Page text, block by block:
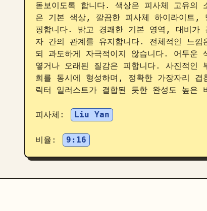
돋보이도록 합니다. 색상은 피사체 고유
은 기본 색상, 깔끔한 피사체 하이라이트,
핑합니다. 밝고 경쾌한 기본 영역, 대비가
자 간의 관계를 유지합니다. 전체적인 느
되 과도하게 자극적이지 않습니다. 어두운
옇거나 오래된 질감은 피합니다. 사진적인
희를 동시에 형성하며, 정확한 가장자리
릭터 일러스트가 결합된 듯한 완성도 높은
피사체: Liu Yan
비율: 9:16